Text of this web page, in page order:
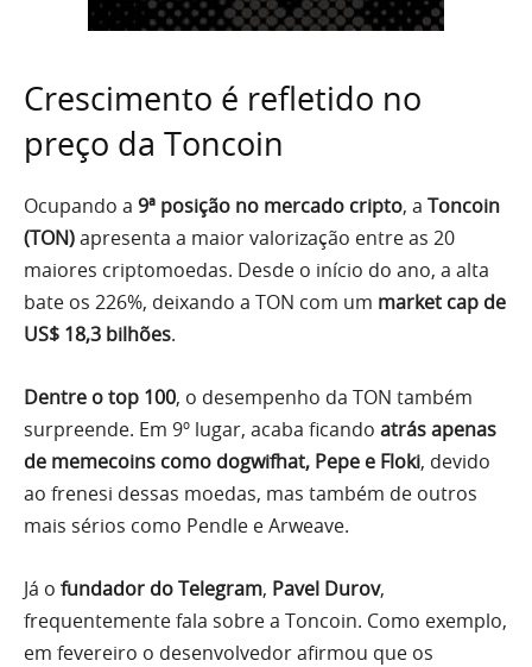
Crescimento é refletido no
preço da Toncoin
Ocupando a 9ª posição no mercado cripto, a Toncoin
(TON)apresenta a maior valorização entre as 20
maiores criptomoedas. Desde o início do ano, a alta
bate os 226%, deixando a TON com um market cap de
US$ 18,3 bilhões.
Dentre o top 100, o desempenho da TON também
surpreende. Em 9º lugar, acaba ficando atrás apenas
de memecoins como dogwifhat, Pepe e Floki, devido
ao frenesi dessas moedas, mas também de outros
mais sérios como Pendle e Arweave.
Já o fundador do Telegram, Pavel Durov,
frequentemente fala sobre a Toncoin. Como exemplo,
em fevereiro o desenvolvedor afirmou que os